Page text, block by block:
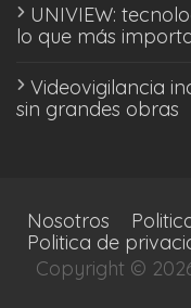
UNIVIEW:
lo que más
Videovigilancia
sin grandes obras
Nosotros
Politica de
Copyright ©